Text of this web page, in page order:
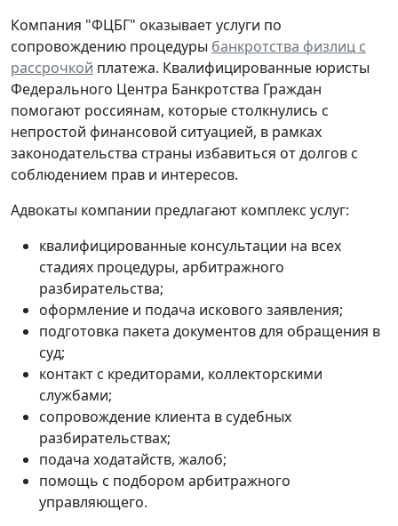
Компания "ФЦБГ" оказывает услуги по
сопровождению процедуры банкротства физлиц с
рассрочкой платежа. Квалифицированные юристы
Федерального Центра Банкротства Граждан
помогают россиянам, которые столкнулись с
непростой финансовой ситуацией, в рамках
законодательства страны избавиться от долгов с
соблюдением прав и интересов.
Адвокаты компании предлагают комплекс услуг:
квалифицированные консультации на всех
стадиях процедуры, арбитражного
разбирательства;
оформление и подача искового заявления;
подготовка пакета документов для обращения в
суд;
контакт с кредиторами, коллекторскими
службами;
сопровождение клиента в судебных
разбирательствах;
подача ходатайств, жалоб;
помощь с подбором арбитражного
управляющего.